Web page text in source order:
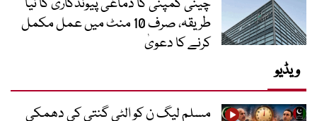
طریقہ، صرف 10 منٹ میں عمل مکمل
کرنے کا دعویٰ
ویڈیو
مسلم لیگ ن کو الٹی گنتی کی دھمکی